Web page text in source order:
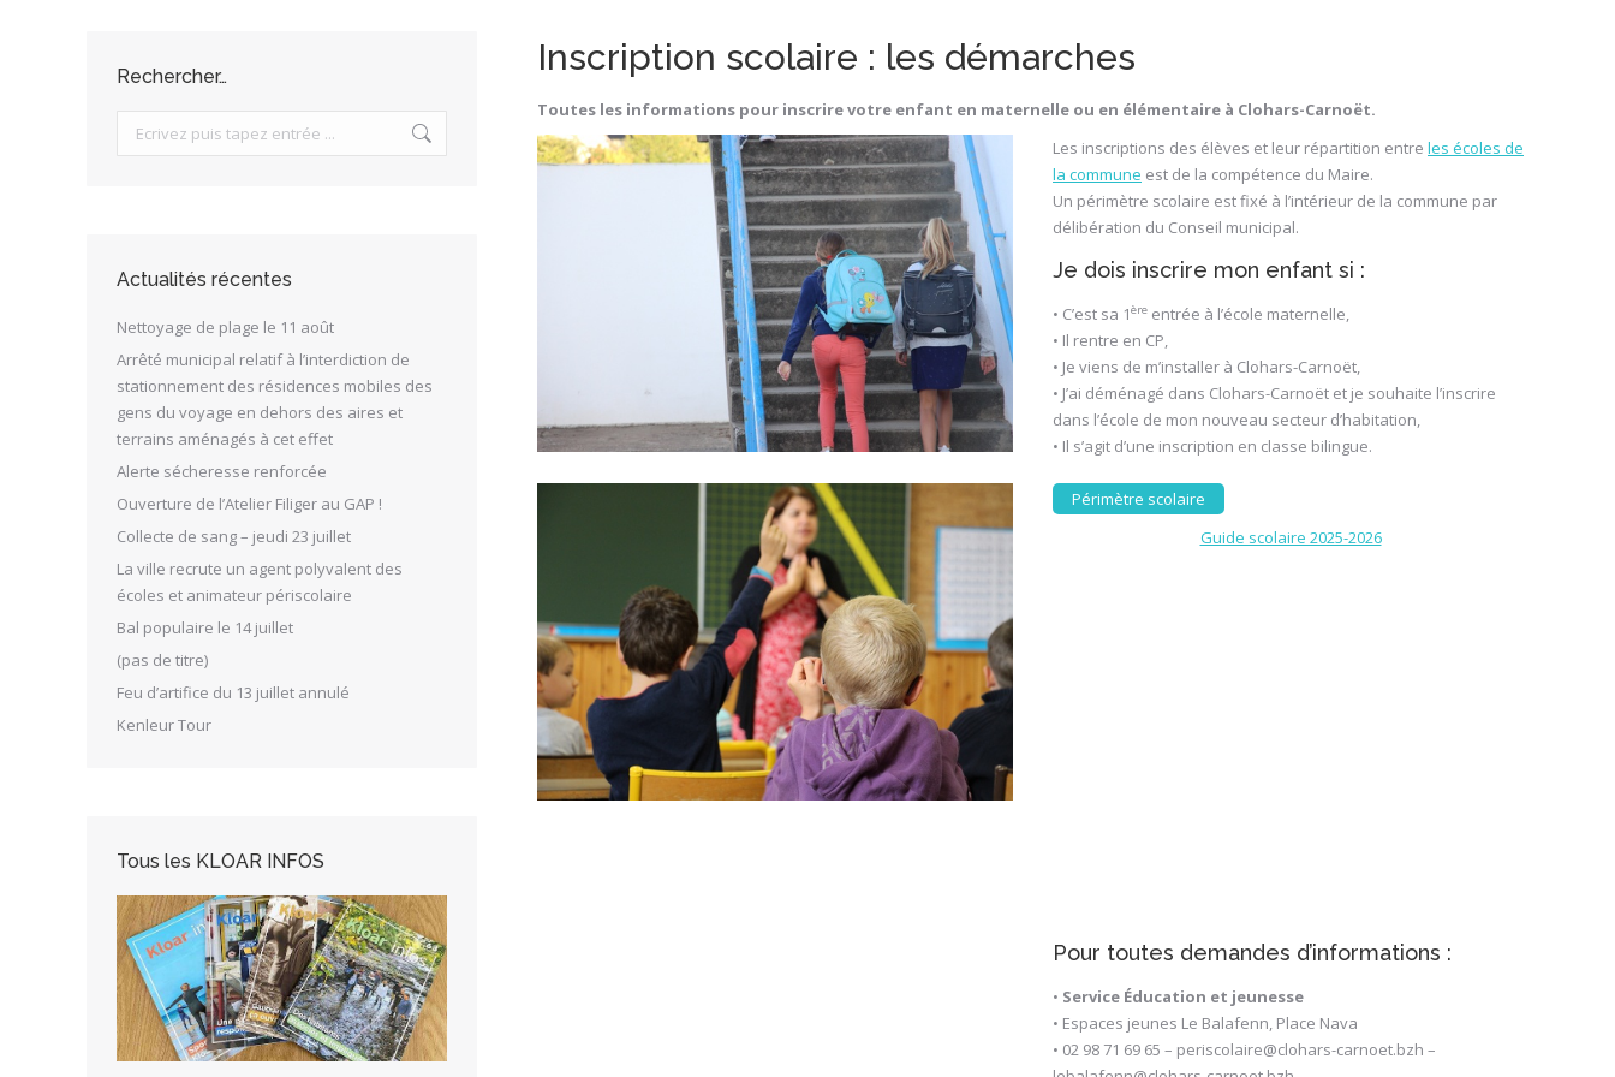
Inscription scolaire : les démarches
Toutes les informations pour inscrire votre enfant en maternelle ou en élémentaire à Clohars-Carnoët.
Les inscriptions des élèves et leur répartition entre les écoles de
la commune est de la compétence du Maire.
Un périmètre scolaire est fixé à l’intérieur de la commune par
délibération du Conseil municipal.
Je dois inscrire mon enfant si :
• C’est sa 1ère entrée à l’école maternelle,
• Il rentre en CP,
• Je viens de m’installer à Clohars-Carnoët,
• J’ai déménagé dans Clohars-Carnoët et je souhaite l’inscrire
dans l’école de mon nouveau secteur d’habitation,
• Il s’agit d’une inscription en classe bilingue.
Périmètre scolaire
Guide scolaire 2025-2026
Pour toutes demandes d’informations :
• Service Éducation et jeunesse
• Espaces jeunes Le Balafenn, Place Nava
• 02 98 71 69 65 – periscolaire@clohars-carnoet.bzh –
Rechercher…
Search:
Actualités récentes
Nettoyage de plage le 11 août
Arrêté municipal relatif à l’interdiction de
stationnement des résidences mobiles des
gens du voyage en dehors des aires et
terrains aménagés à cet effet
Alerte sécheresse renforcée
Ouverture de l’Atelier Filiger au GAP !
Collecte de sang – jeudi 23 juillet
La ville recrute un agent polyvalent des
écoles et animateur périscolaire
Bal populaire le 14 juillet
(pas de titre)
Feu d’artifice du 13 juillet annulé
Kenleur Tour
Tous les KLOAR INFOS